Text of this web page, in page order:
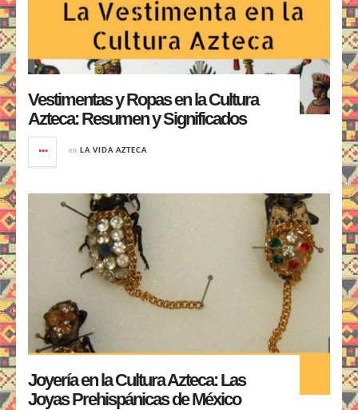
Vestimentas y Ropas en la Cultura
Azteca: Resumen y Significados
en LA VIDA AZTECA
Joyería en la Cultura Azteca: Las
Joyas Prehispánicas de México